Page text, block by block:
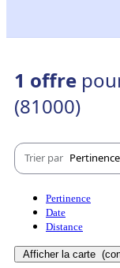
1 offre
(81000)
Trier par Pertinence
Pertinence
Date
Distance
Afficher la carte